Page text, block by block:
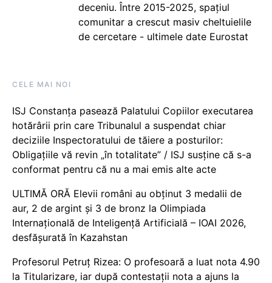
deceniu. Între 2015-2025, spațiul
comunitar a crescut masiv cheltuielile
de cercetare - ultimele date Eurostat
CELE MAI NOI
ISJ Constanța pasează Palatului Copiilor executarea
hotărârii prin care Tribunalul a suspendat chiar
deciziile Inspectoratului de tăiere a posturilor:
Obligațiile vă revin „în totalitate” / ISJ susține că s-a
conformat pentru că nu a mai emis alte acte
ULTIMĂ ORĂ Elevii români au obținut 3 medalii de
aur, 2 de argint și 3 de bronz la Olimpiada
Internațională de Inteligență Artificială – IOAI 2026,
desfășurată în Kazahstan
Profesorul Petruț Rizea: O profesoară a luat nota 4.90
la Titularizare, iar după contestații nota a ajuns la